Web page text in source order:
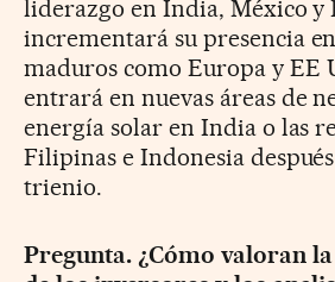
liderazgo en India, México y
incrementará su presencia
maduros como Europa y EE
entrará en nuevas áreas de
energía solar en India o las
Filipinas e Indonesia
trienio.
Pregunta. ¿Cómo valoran